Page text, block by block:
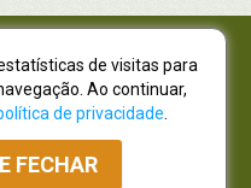
0001-19
01.701.561/0001-80
7665, São Lourenço |
82210-310
Atacado: (41) 4009-3939
de visitas para
Ao continuar,
de privacidade
FECHAR